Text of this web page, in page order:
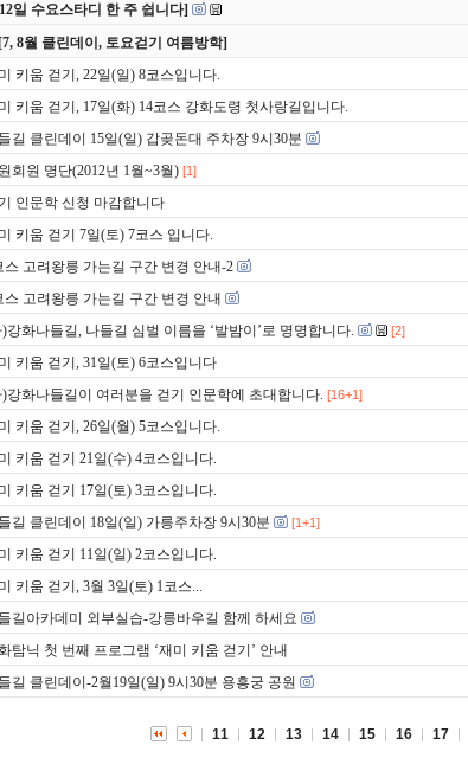
일 수요스타디 한 주 쉽니다]
[7, 8월 클린데이, 토요걷기 여름방학]
키움 걷기, 22일(일) 8코스입니다.
키움 걷기, 17일(화) 14코스 강화도령 첫사랑길입니다.
길 클린데이 15일(일) 갑곶돈대 주차장 9시30분
회원 명단(2012년 1월~3월) [1]
인문학 신청 마감합니다
키움 걷기 7일(토) 7코스 입니다.
스 고려왕릉 가는길 구간 변경 안내-2
스 고려왕릉 가는길 구간 변경 안내
강화나들길, 나들길 심벌 이름을 ‘발밤이’로 명명합니다. [2]
키움 걷기, 31일(토) 6코스입니다
강화나들길이 여러분을 걷기 인문학에 초대합니다. [16+1]
키움 걷기, 26일(월) 5코스입니다.
키움 걷기 21일(수) 4코스입니다.
키움 걷기 17일(토) 3코스입니다.
길 클린데이 18일(일) 가릉주차장 9시30분 [1+1]
키움 걷기 11일(일) 2코스입니다.
키움 걷기, 3월 3일(토) 1코스...
길아카데미 외부실습-강릉바우길 함께 하세요
탐닉 첫 번째 프로그램 ‘재미 키움 걷기’ 안내
길 클린데이-2월19일(일) 9시30분 용흥궁 공원
11 12 13 14 15 16 17